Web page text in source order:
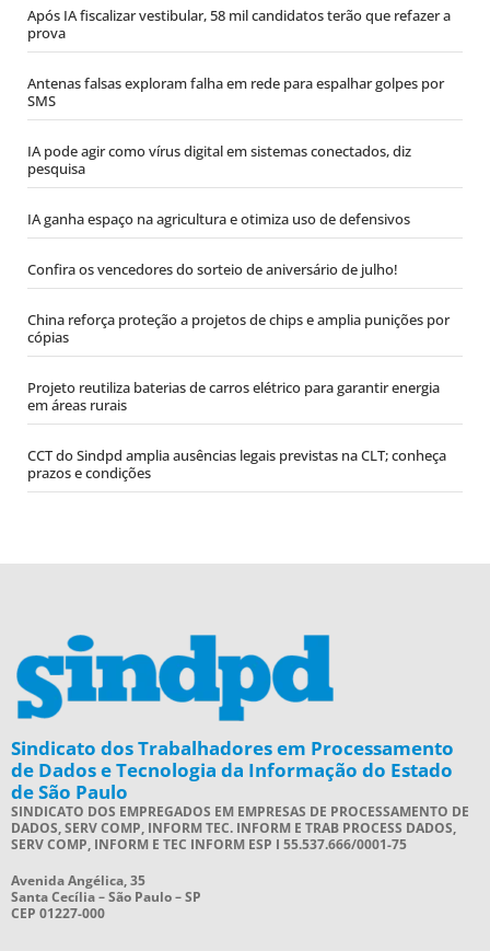
Após IA fiscalizar vestibular, 58 mil candidatos terão que refazer a
prova
Antenas falsas exploram falha em rede para espalhar golpes por
SMS
IA pode agir como vírus digital em sistemas conectados, diz
pesquisa
IA ganha espaço na agricultura e otimiza uso de defensivos
Confira os vencedores do sorteio de aniversário de julho!
China reforça proteção a projetos de chips e amplia punições por
cópias
Projeto reutiliza baterias de carros elétrico para garantir energia
em áreas rurais
CCT do Sindpd amplia ausências legais previstas na CLT; conheça
prazos e condições
Sindicato dos Trabalhadores em Processamento
de Dados e Tecnologia da Informação do Estado
de São Paulo
SINDICATO DOS EMPREGADOS EM EMPRESAS DE PROCESSAMENTO DE
DADOS, SERV COMP, INFORM TEC. INFORM E TRAB PROCESS DADOS,
SERV COMP, INFORM E TEC INFORM ESP I 55.537.666/0001-75
Avenida Angélica, 35
Santa Cecília – São Paulo – SP
CEP 01227-000